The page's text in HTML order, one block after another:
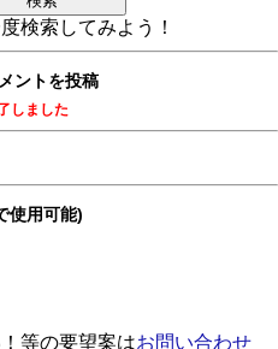
検索してみよう！
ントを投稿
しました
使用可能)
等の要望案はお問い合わせ